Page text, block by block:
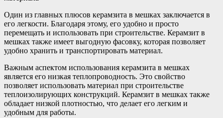
Один из главных плюсов керамзита в мешках заключается в
его легкости. Благодаря этому, его удобно и просто
перемещать и использовать при строительстве. Керамзит в
мешках также имеет выгодную фасовку, которая позволяет
удобно хранить и транспортировать материал.
Важным аспектом использования керамзита в мешках
является его низкая теплопроводность. Это свойство
позволяет использовать материал при строительстве
теплоизолирующих конструкций. Керамзит в мешках также
обладает низкой плотностью, что делает его легким и
удобным для работы.